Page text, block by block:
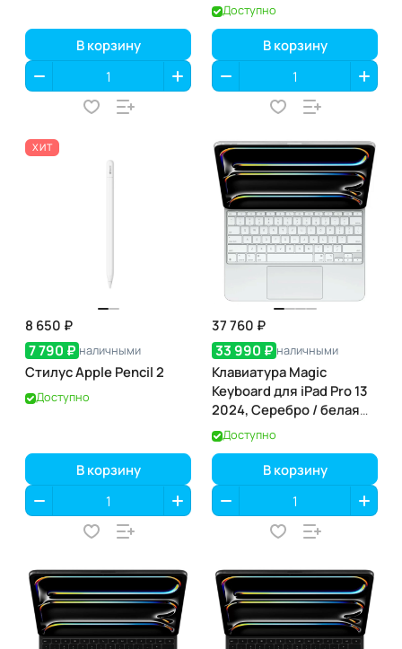
В корзину
Доступно
В корзину
ХИТ
8 650 ₽
7 790 ₽ наличными
Стилус Apple Pencil 2
Доступно
В корзину
37 760 ₽
33 990 ₽ наличными
Клавиатура Magic
Keyboard для iPad Pro 13
2024, Серебро / белая
(MWR43)
Доступно
В корзину